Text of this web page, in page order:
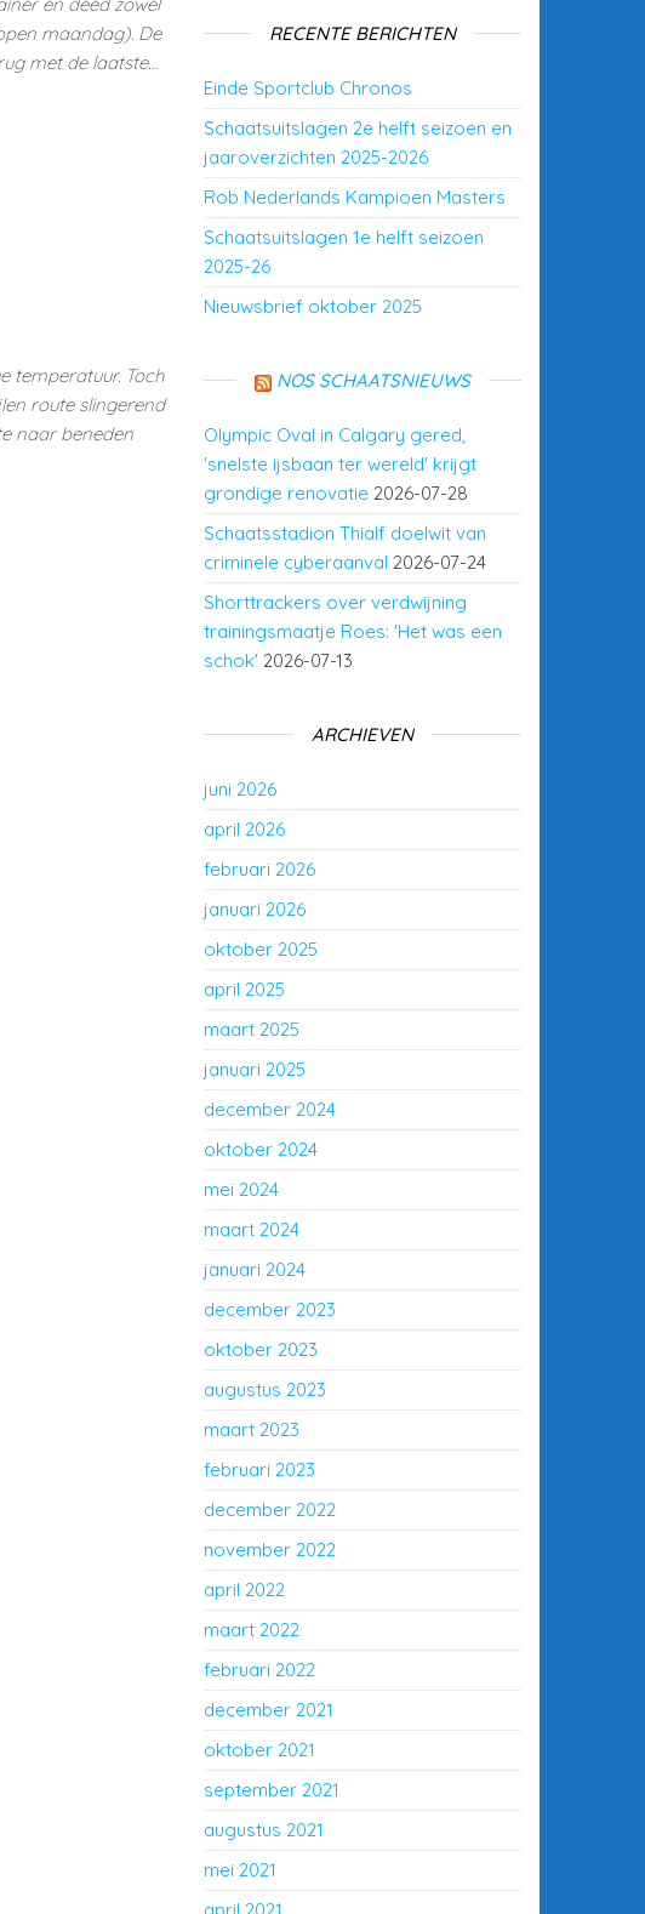
maandag). De
met de laatste…
temperatuur. Toch
route slingerend
naar beneden
RECENTE BERICHTEN
Einde Sportclub Chronos
Schaatsuitslagen 2e helft seizoen en
jaaroverzichten 2025-2026
Rob Nederlands Kampioen Masters
Schaatsuitslagen 1e helft seizoen
2025-26
Nieuwsbrief oktober 2025
NOS SCHAATSNIEUWS
Olympic Oval in Calgary gered,
'snelste ijsbaan ter wereld' krijgt
grondige renovatie 2026-07-28
Schaatsstadion Thialf doelwit van
criminele cyberaanval 2026-07-24
Shorttrackers over verdwijning
trainingsmaatje Roes: 'Het was een
schok' 2026-07-13
ARCHIEVEN
juni 2026
april 2026
februari 2026
januari 2026
oktober 2025
april 2025
maart 2025
januari 2025
december 2024
oktober 2024
mei 2024
maart 2024
januari 2024
december 2023
oktober 2023
augustus 2023
maart 2023
februari 2023
december 2022
november 2022
april 2022
maart 2022
februari 2022
december 2021
oktober 2021
september 2021
augustus 2021
mei 2021